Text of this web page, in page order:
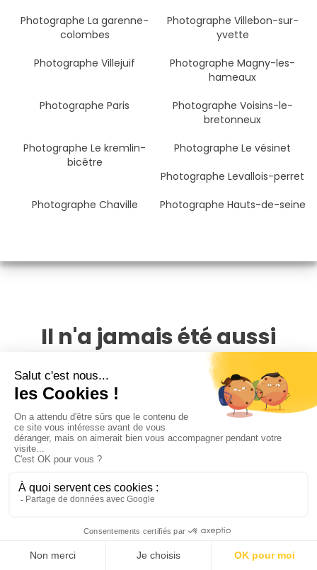
Photographe La garenne-
colombes
Photographe Villebon-sur-
yvette
Photographe Villejuif
Photographe Magny-les-
hameaux
Photographe Paris
Photographe Voisins-le-
bretonneux
Photographe Le kremlin-
bicêtre
Photographe Le vésinet
Photographe Levallois-perret
Photographe Chaville
Photographe Hauts-de-seine
Il n'a jamais été aussi
simple de trouver un
photographe famille à
Chaville
PhotoPresta est présent dans toute la France, avec un
réseau de plus de 4 000 photographes. Vous pouvez
comparer toutes les offres disponibles autour de vous et
de votre famille et trouvez le photographe famille à
PhotoPresta est de bien regarder les portfolios des